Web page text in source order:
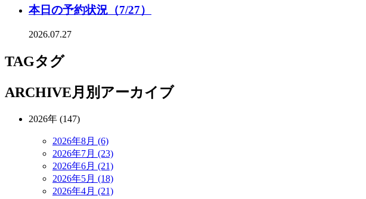
本日の予約状況（7/27）
2026.07.27
TAGタグ
ARCHIVE月別アーカイブ
2026年 (147)
2026年8月 (6)
2026年7月 (23)
2026年6月 (21)
2026年5月 (18)
2026年4月 (21)